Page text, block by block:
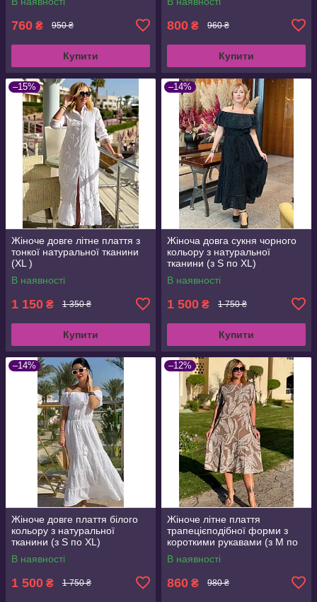
760 ₴ 950 ₴
Купити
800 ₴ 960 ₴
Купити
–15%
Жіноче довге літне плаття з
тонкої натуральної тканини
(XL )
В наявності
1 150 ₴ 1 350 ₴
Купити
–14%
Жіноча довга сукня чорного
кольору з натуральної
тканини (з S по XL)
В наявності
1 500 ₴ 1 750 ₴
Купити
–14%
Жіноче довге плаття білого
кольору з натуральної
тканини (з S по XL)
В наявності
1 500 ₴ 1 750 ₴
–12%
Жіноче літне плаття
трапецієподібної форми з
короткими рукавами (з M по
3XL)
В наявності
860 ₴ 980 ₴